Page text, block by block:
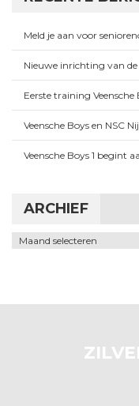
Meld je aan voor
Nieuwe inrichting van
Eerste training Veensche
Veensche Boys en NSC
Veensche Boys 1 begint
ARCHIEF
Archief